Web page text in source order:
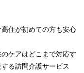
住が初めての方も安心
ケアはどこまで対応す
る訪問介護サービス